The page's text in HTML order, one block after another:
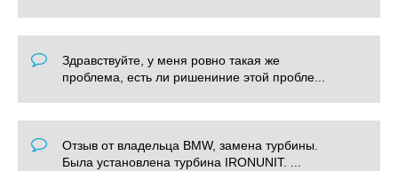
Здравствуйте, у меня ровно такая же
проблема, есть ли ришениние этой пробле...
Отзыв от владельца BMW, замена турбины.
Была установлена турбина IRONUNIT. ...